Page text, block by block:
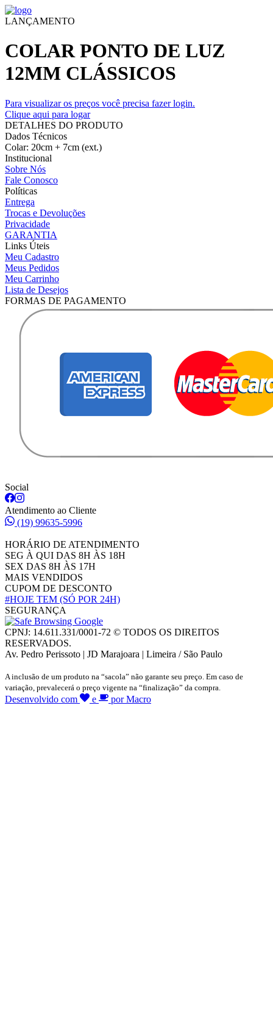
LANÇAMENTO
COLAR PONTO DE LUZ
12MM CLÁSSICOS
Para visualizar os preços você precisa fazer login.
Clique aqui para logar
DETALHES DO PRODUTO
Dados Técnicos
Colar: 20cm + 7cm (ext.)
Institucional
Sobre Nós
Fale Conosco
Políticas
Entrega
Trocas e Devoluções
Privacidade
GARANTIA
Links Úteis
Meu Cadastro
Meus Pedidos
Meu Carrinho
Lista de Desejos
FORMAS DE PAGAMENTO
Social
Atendimento ao Cliente
(19) 99635-5996
HORÁRIO DE ATENDIMENTO
SEG À QUI DAS 8H ÀS 18H
SEX DAS 8H ÀS 17H
MAIS VENDIDOS
CUPOM DE DESCONTO
#HOJE TEM (SÓ POR 24H)
SEGURANÇA
CPNJ: 14.611.331/0001-72 © TODOS OS DIREITOS
RESERVADOS.
Av. Pedro Perissoto | JD Marajoara | Limeira / São Paulo
A inclusão de um produto na “sacola” não garante seu preço. Em caso de
variação, prevalecerá o preço vigente na “finalização” da compra.
Desenvolvido com e por Macro